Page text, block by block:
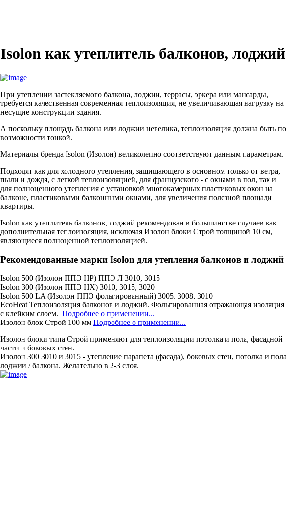
Isolon как утеплитель балконов, лоджий
При утеплении застекляемого балкона, лоджии, террасы, эркера или мансарды,
требуется качественная современная теплоизоляция, не увеличивающая нагрузку на
несущие конструкции здания.
А поскольку площадь балкона или лоджии невелика, теплоизоляция должна быть по
возможности тонкой.
Материалы бренда Isolon (Изолон) великолепно соответствуют данным параметрам.
Подходят как для холодного утепления, защищающего в основном только от ветра,
пыли и дождя, с легкой теплоизоляцией, для французского - с окнами в пол, так и
для полноценного утепления с установкой многокамерных пластиковых окон на
балконе, пластиковыми балконными окнами, для увеличения полезной площади
квартиры.
Isolon как утеплитель балконов, лоджий рекомендован в большинстве случаев как
дополнительная теплоизоляция, исключая Изолон блоки Строй толщиной 10 см,
являющиеся полноценной теплоизоляцией.
Рекомендованные марки Isolon для утепления балконов и лоджий
Isolon 500 (Изолон ППЭ НР) ППЭ Л 3010, 3015
Isolon 300 (Изолон ППЭ НХ) 3010, 3015, 3020
Isolon 500 LA (Изолон ППЭ фольгированный) 3005, 3008, 3010
EcoHeat Теплоизоляция балконов и лоджий. Фольгированная отражающая изоляция
с клейким слоем. Подробнее о применении...
Изолон блок Строй 100 мм Подробнее о применении...
Изолон блоки типа Строй применяют для теплоизоляции потолка и пола, фасадной
части и боковых стен.
Изолон 300 3010 и 3015 - утепление парапета (фасада), боковых стен, потолка и пола
лоджии / балкона. Желательно в 2-3 слоя.